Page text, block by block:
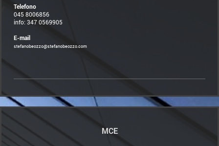
Telefono
045 8006856
info: 347 0569905
E-mail
stefanobeozzo@stefanobeozzo.com
MCE